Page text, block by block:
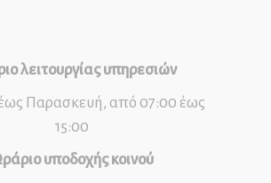
λειτουργίας υπηρεσιών
Παρασκευή, από 07:00 έως
15:00
υποδοχής κοινού